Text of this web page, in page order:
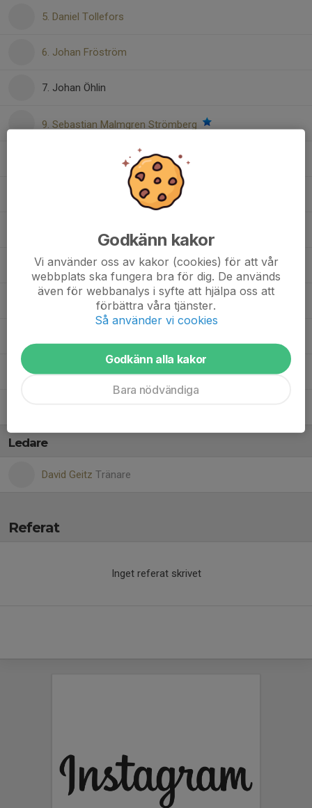
5. Daniel Tollefors
6. Johan Fröström
7. Johan Öhlin
9. Sebastian Malmgren Strömberg
12. Nikolas Lundström
37. Erik Ching Nyman
44. David Westberg
88. Dennis Hallander
Ledare
David Geitz Tränare
Referat
Inget referat skrivet
Godkänn kakor
Vi använder oss av kakor (cookies) för att vår
webbplats ska fungera bra för dig. De används
även för webbanalys i syfte att hjälpa oss att
förbättra våra tjänster.
Så använder vi cookies
Godkänn alla kakor
Bara nödvändiga